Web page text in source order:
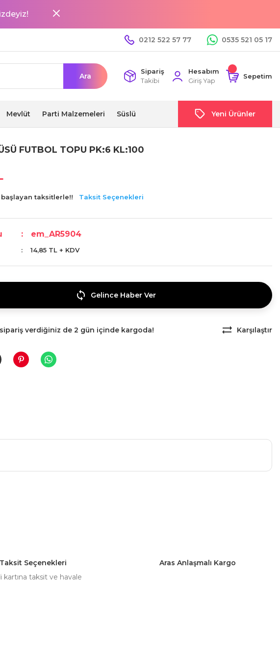
0212 522 57 77 0535 521 05 17
Ara
Sipariş
Takibi
Hesabım
Giriş Yap
Sepetim
Mevlüt Parti Malzemeleri Süslü Yeni Ürünler
FUTBOL TOPU PK:6 KL:100
taksitlerle!! Taksit Seçenekleri
em_AR5904
14,85 TL + KDV
Gelince Haber Ver
verdiğiniz de 2 gün içinde kargoda! Karşılaştır
Taksit Seçenekleri
kartına taksit ve havale
Aras Anlaşmalı Kargo